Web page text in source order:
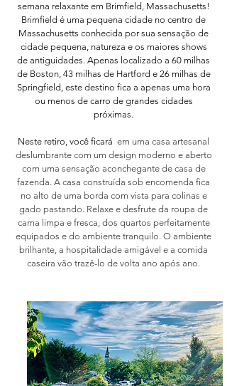
semana relaxante em Brimfield, Massachusetts!
Brimfield é uma pequena cidade no centro de
Massachusetts conhecida por sua sensação de
cidade pequena, natureza e os maiores shows
de antiguidades. Apenas localizado a 60 milhas
de Boston, 43 milhas de Hartford e 26 milhas de
Springfield, este destino fica a apenas uma hora
ou menos de carro de grandes cidades
próximas.
Neste retiro, você ficará em uma casa artesanal
deslumbrante com um design moderno e aberto
com uma sensação aconchegante de casa de
fazenda. A casa construída sob encomenda fica
no alto de uma borda com vista para colinas e
gado pastando. Relaxe e desfrute da roupa de
cama limpa e fresca, dos quartos perfeitamente
equipados e do ambiente tranquilo. O ambiente
brilhante, a hospitalidade amigável e a comida
caseira vão trazê-lo de volta ano após ano.